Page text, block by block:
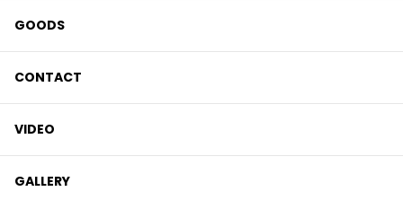
GOODS
CONTACT
VIDEO
GALLERY